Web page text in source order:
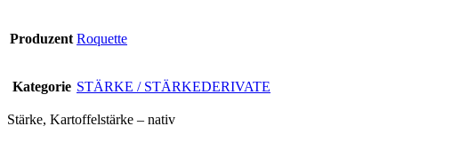
Produzent Roquette
Kategorie STÄRKE / STÄRKEDERIVATE
Stärke, Kartoffelstärke – nativ